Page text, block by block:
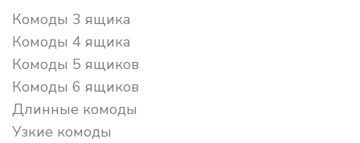
Комоды 3 ящика
Комоды 4 ящика
Комоды 5 ящиков
Комоды 6 ящиков
Длинные комоды
Узкие комоды